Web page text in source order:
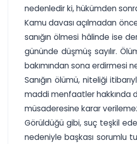
nedenledir ki, hükümden
Kamu davası açılmadan
sanığın ölmesi hâlinde ise
gününde düşmüş sayılır.
bakımından sona erdirmesi
Sanığın ölümü, niteliği
maddi menfaatler hakkında
müsaderesine karar
Görüldüğü gibi, suç teşkil
nedeniyle başkası sorumlu